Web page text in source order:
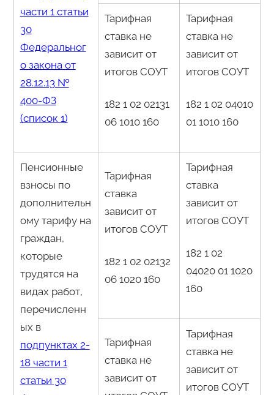
части 1 статьи
30
Федеральног
о закона от
28.12.13 №
400-ФЗ
(список 1)
Тарифная
ставка не
зависит от
итогов СОУТ
182 1 02 02131
06 1010 160
Тарифная
ставка не
зависит от
итогов СОУТ
182 1 02 04010
01 1010 160
Пенсионные
взносы по
дополнительн
ому тарифу на
граждан,
которые
трудятся на
видах работ,
перечисленн
ых в
подпунктах 2-
18 части 1
статьи 30
Тарифная
ставка
зависит от
итогов СОУТ
182 1 02 02132
06 1020 160
Тарифная
ставка
зависит от
итогов СОУТ
182 1 02
04020 01 1020
160
Тарифная
ставка не
зависит от
Тарифная
ставка не
зависит от
итогов СОУТ